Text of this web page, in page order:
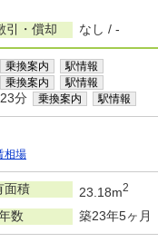
引・償却 なし / -
乗換案内
駅情報
乗換案内
駅情報
分 乗換案内 駅情報
相場
面積 23.18m2
数 築23年5ヶ月